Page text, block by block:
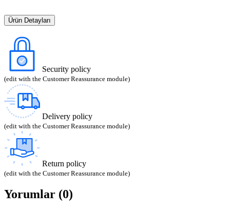
Ürün Detayları
Security policy
(edit with the Customer Reassurance module)
Delivery policy
(edit with the Customer Reassurance module)
Return policy
(edit with the Customer Reassurance module)
Yorumlar (0)